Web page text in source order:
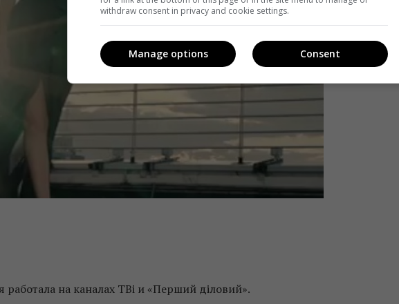
на каналах ТВі и «Перший діловий».
withdraw consent in privacy and cookie settings.
Consent
Manage options